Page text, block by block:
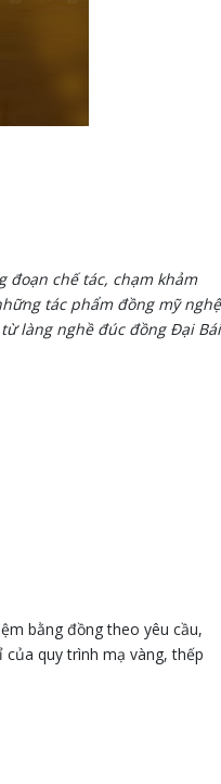
đoạn chế tác, chạm khảm
tác phẩm đồng mỹ nghệ
làng nghề đúc đồng Đại
bằng đồng theo yêu cầu,
quy trình mạ vàng, thếp